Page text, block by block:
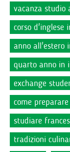
vacanza studio
corso d'inglese
anno all'estero
quarto anno in
exchange
come
studiare
tradizioni